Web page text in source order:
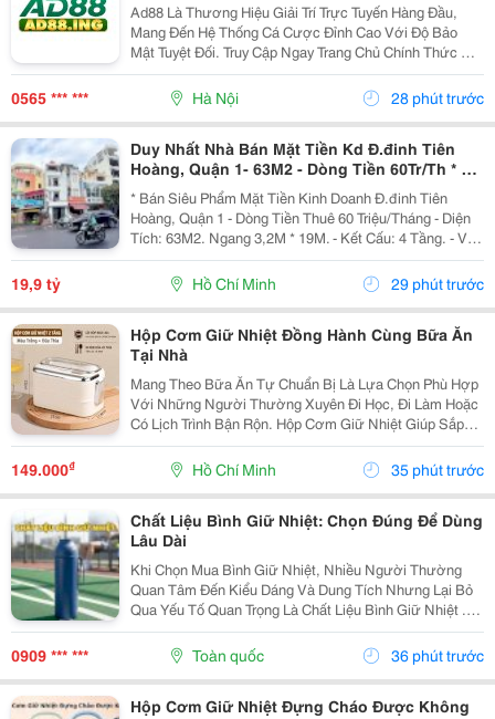
Ad88 Là Thương Hiệu Giải Trí Trực Tuyến Hàng Đầu,
Mang Đến Hệ Thống Cá Cược Đỉnh Cao Với Độ Bảo
Mật Tuyệt Đối. Truy Cập Ngay Trang Chủ Chính Thức Để
Trải Nghiệm Kho Game Đa Dạng, Tỷ Lệ Đổi Thưởng
Cực Khủng Cùng Hàng Ngàn Ưu Đãi Hấp Dẫn Mỗi Ngày.
0565 *** *** Hà Nội 28 phút trước
Duy Nhất Nhà Bán Mặt Tiền Kd Đ.đinh Tiên
Hoàng, Quận 1- 63M2 - Dòng Tiền 60Tr/Th * Lh
Giang Giang:
* Bán Siêu Phẩm Mặt Tiền Kinh Doanh Đ.đinh Tiên
Hoàng, Quận 1 - Dòng Tiền Thuê 60 Triệu/Tháng - Diện
Tích: 63M2. Ngang 3,2M * 19M. - Kết Cấu: 4 Tầng. - Vị
Trí Đắc Địa Hiếm Nhà Bán. - Hiện Cho Thuê Vp Đang
Hoàn Thiện Trang Thiết Bị Đi Vào Hoạt...
19,9 tỷ Hồ Chí Minh 29 phút trước
Hộp Cơm Giữ Nhiệt Đồng Hành Cùng Bữa Ăn
Tại Nhà
Mang Theo Bữa Ăn Tự Chuẩn Bị Là Lựa Chọn Phù Hợp
Với Những Người Thường Xuyên Đi Học, Đi Làm Hoặc
Có Lịch Trình Bận Rộn. Hộp Cơm Giữ Nhiệt Giúp Sắp
Xếp Các Món Ăn Gọn Gàng, Thuận Tiện Mang Theo Và
Sử Dụng Trong Ngày. Chọn Hộp Theo Cách Sắp Xếp
Thức...
149.000₫ Hồ Chí Minh 35 phút trước
Chất Liệu Bình Giữ Nhiệt: Chọn Đúng Để Dùng
Lâu Dài
Khi Chọn Mua Bình Giữ Nhiệt, Nhiều Người Thường
Quan Tâm Đến Kiểu Dáng Và Dung Tích Nhưng Lại Bỏ
Qua Yếu Tố Quan Trọng Là Chất Liệu Bình Giữ Nhiệt .
Mỗi Loại Chất Liệu Đều Có Những Ưu Điểm Và Hạn Chế
Riêng, Ảnh Hưởng Đến Khả Năng Giữ Nhiệt, Độ Bền...
0909 *** *** Toàn quốc 36 phút trước
Hộp Cơm Giữ Nhiệt Đựng Cháo Được Không